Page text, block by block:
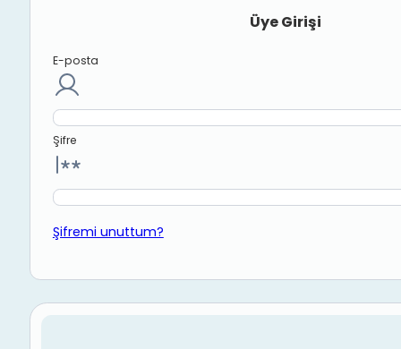
Üye Girişi
E-posta
Şifre
Şifremi unuttum?